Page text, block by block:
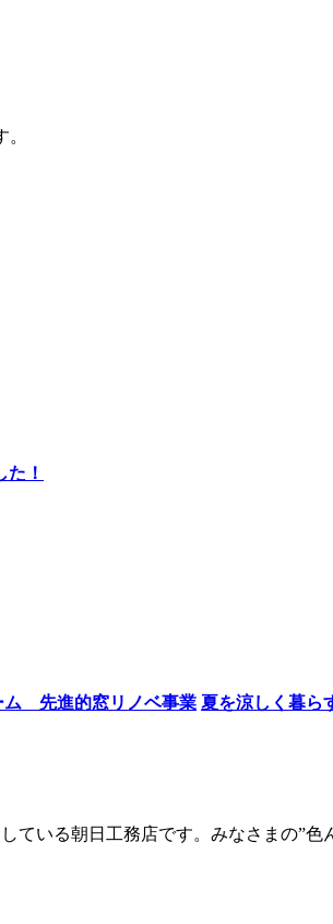
！
夏を涼しく暮ら
いる朝日工務店です。みなさまの”